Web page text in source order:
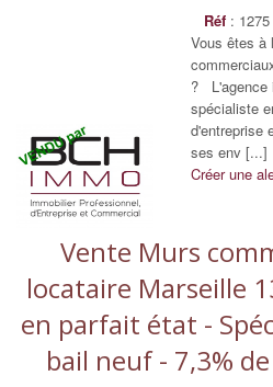
Réf : 1275
Vous êtes à
? L'agence
spécialiste
d'entreprise
ses env [...]
Créer une
Vente Murs
locataire Marseille
en parfait état -
bail neuf - 7,3%